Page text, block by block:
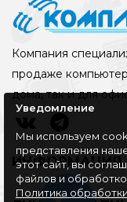
Компания
продаже
дома, так и для
ИНФОРМАЦИЯ
Уведомление
Мы используем
представления
этот сайт, вы
файлов и
Политика